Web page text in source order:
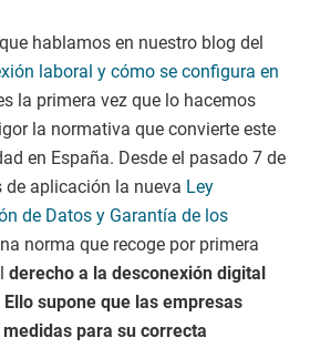
hablamos en nuestro blog del
laboral y cómo se configura en
la primera vez que lo hacemos
la normativa que convierte este
en España. Desde el pasado 7 de
de aplicación la nueva Ley
de Datos y Garantía de los
norma que recoge por primera
derecho a la desconexión digital
supone que las empresas
para su correcta